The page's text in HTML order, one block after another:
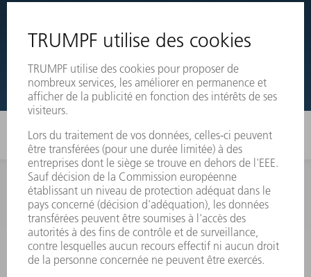
VUES ÉCLATÉES
INFORMATION
Foire aux questions
Termes et conditions
CONTACT